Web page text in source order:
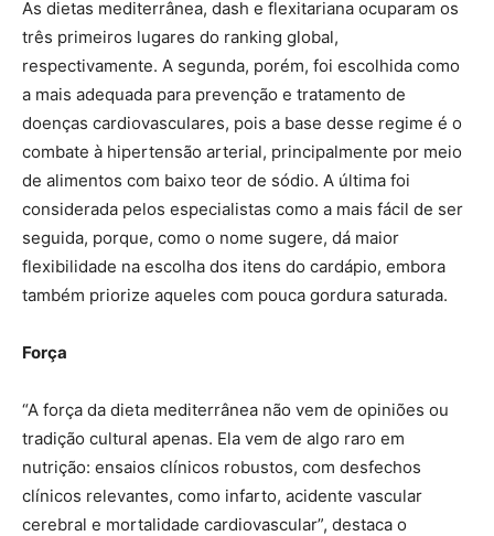
As dietas mediterrânea, dash e flexitariana ocuparam os
três primeiros lugares do ranking global,
respectivamente. A segunda, porém, foi escolhida como
a mais adequada para prevenção e tratamento de
doenças cardiovasculares, pois a base desse regime é o
combate à hipertensão arterial, principalmente por meio
de alimentos com baixo teor de sódio. A última foi
considerada pelos especialistas como a mais fácil de ser
seguida, porque, como o nome sugere, dá maior
flexibilidade na escolha dos itens do cardápio, embora
também priorize aqueles com pouca gordura saturada.
Força
“A força da dieta mediterrânea não vem de opiniões ou
tradição cultural apenas. Ela vem de algo raro em
nutrição: ensaios clínicos robustos, com desfechos
clínicos relevantes, como infarto, acidente vascular
cerebral e mortalidade cardiovascular”, destaca o